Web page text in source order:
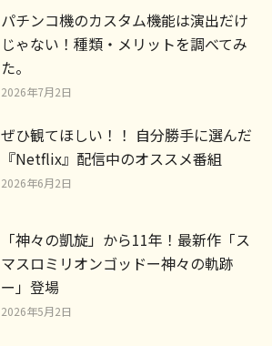
パチンコ機のカスタム機能は演出だけ
じゃない！種類・メリットを調べてみ
た。
2026年7月2日
ぜひ観てほしい！！ 自分勝手に選んだ
『Netflix』配信中のオススメ番組
2026年6月2日
「神々の凱旋」から11年！最新作「ス
マスロミリオンゴッドー神々の軌跡
ー」登場
2026年5月2日